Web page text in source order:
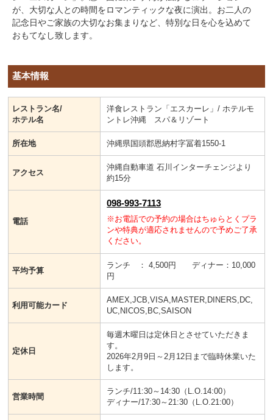
が、大切な人との時間をロマンティックな夜に演出。お二人の
記念日やご家族の大切なお集まりなど、特別な日を心を込めて
おもてなし致します。
基本情報
レストラン名/
ホテル名
洋食レストラン「エスカーレ」/ ホテルモ
ントレ沖縄 スパ＆リゾート
所在地 沖縄県国頭郡恩納村字冨着1550-1
アクセス
沖縄自動車道 石川インターチェンジより
約15分
電話
098-993-7113
※お電話での予約の場合はちゅらとくプラ
ンや特典が適応されませんので予めご了承
ください。
平均予算
ランチ ： 4,500円 ディナー：10,000
円
利用可能カード
AMEX,JCB,VISA,MASTER,DINERS,DC,
UC,NICOS,BC,SAISON
定休日
毎週木曜日は定休日とさせていただきま
す。
2026年2月9日～2月12日まで臨時休業いた
します。
営業時間
ランチ/11:30～14:30（L.O.14:00）
ディナー/17:30～21:30（L.O.21:00）